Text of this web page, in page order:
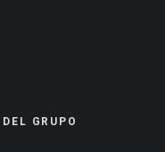
GRUPO